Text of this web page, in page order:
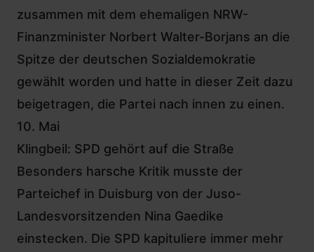
zusammen mit dem ehemaligen NRW-
Finanzminister Norbert Walter-Borjans an die
Spitze der deutschen Sozialdemokratie
gewählt worden und hatte in dieser Zeit dazu
beigetragen, die Partei nach innen zu einen.
10. Mai
Klingbeil: SPD gehört auf die Straße
Besonders harsche Kritik musste der
Parteichef in Duisburg von der Juso-
Landesvorsitzenden Nina Gaedike
einstecken. Die SPD kapituliere immer mehr